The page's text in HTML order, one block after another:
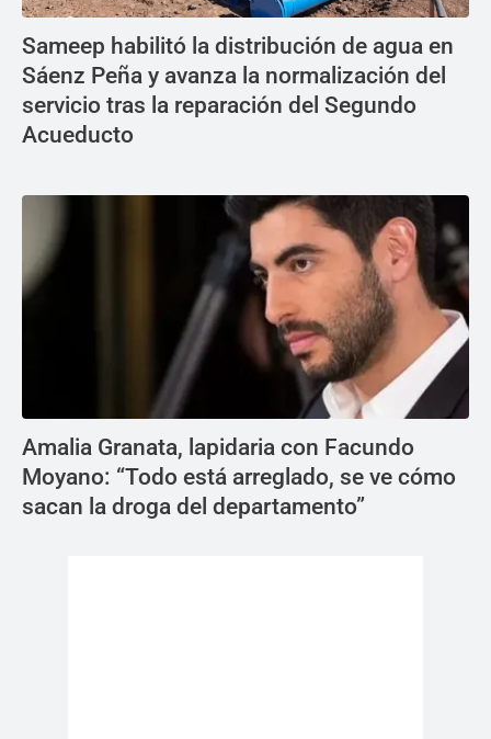
Sameep habilitó la distribución de agua en
Sáenz Peña y avanza la normalización del
servicio tras la reparación del Segundo
Acueducto
Amalia Granata, lapidaria con Facundo
Moyano: “Todo está arreglado, se ve cómo
sacan la droga del departamento”